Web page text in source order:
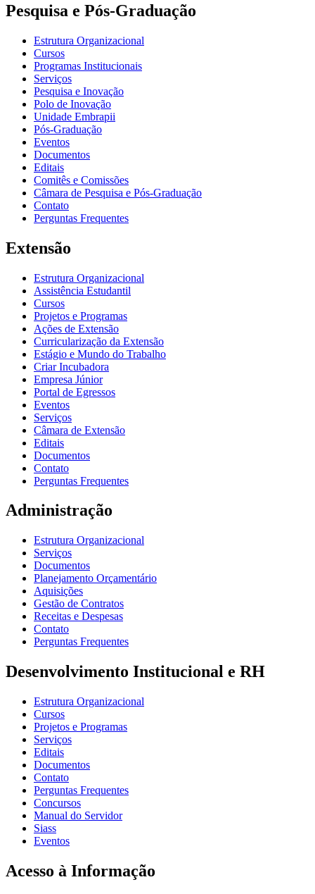
Pesquisa e Pós-Graduação
Estrutura Organizacional
Cursos
Programas Institucionais
Serviços
Pesquisa e Inovação
Polo de Inovação
Unidade Embrapii
Pós-Graduação
Eventos
Documentos
Editais
Comitês e Comissões
Câmara de Pesquisa e Pós-Graduação
Contato
Perguntas Frequentes
Extensão
Estrutura Organizacional
Assistência Estudantil
Cursos
Projetos e Programas
Ações de Extensão
Curricularização da Extensão
Estágio e Mundo do Trabalho
Criar Incubadora
Empresa Júnior
Portal de Egressos
Eventos
Serviços
Câmara de Extensão
Editais
Documentos
Contato
Perguntas Frequentes
Administração
Estrutura Organizacional
Serviços
Documentos
Planejamento Orçamentário
Aquisições
Gestão de Contratos
Receitas e Despesas
Contato
Perguntas Frequentes
Desenvolvimento Institucional e RH
Estrutura Organizacional
Cursos
Projetos e Programas
Serviços
Editais
Documentos
Contato
Perguntas Frequentes
Concursos
Manual do Servidor
Siass
Eventos
Acesso à Informação